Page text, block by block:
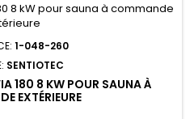
1-048-260
SENTIOTEC
180 8 KW POUR SAUNA À
EXTÉRIEURE